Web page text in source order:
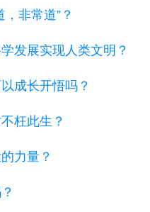
非常道”？
发展实现人类文明？
成长开悟吗？
枉此生？
力量？